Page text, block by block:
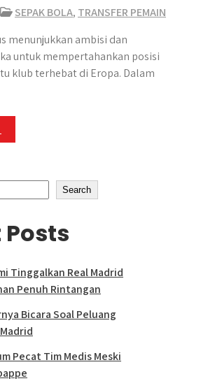
SEPAK BOLA, TRANSFER PEMAIN
menunjukkan ambisi dan
untuk mempertahankan posisi
klub terhebat di Eropa. Dalam
Search
Posts
Tinggalkan Real Madrid
Penuh Rintangan
Bicara Soal Peluang
Pecat Tim Medis Meski